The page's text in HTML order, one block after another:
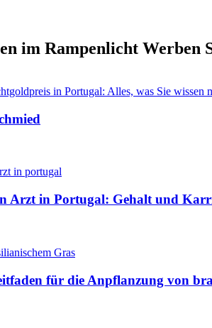
im Rampenlicht Werben
Arzt in Portugal: Gehalt und
für die Anpflanzung von